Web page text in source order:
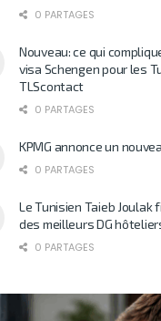
0 PARTAGES
Nouveau: ce qui
visa Schengen pour les
TLScontact
0 PARTAGES
KPMG annonce un
0 PARTAGES
Le Tunisien Taieb Joulak
des meilleurs DG
0 PARTAGES